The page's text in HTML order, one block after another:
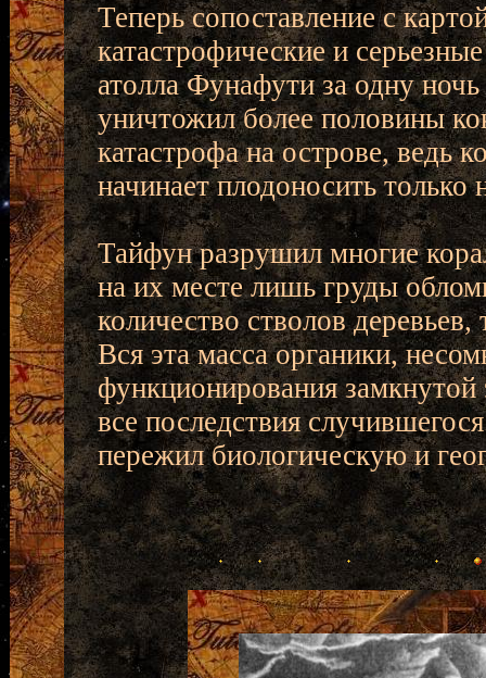
Теперь сопоставление с
катастрофические и
атолла Фунафути за одну
уничтожил более половины
катастрофа на острове, ведь
начинает плодоносить
Тайфун разрушил многие
на их месте лишь груды
количество стволов
Вся эта масса органики,
функционирования
все последствия
пережил биологическую и